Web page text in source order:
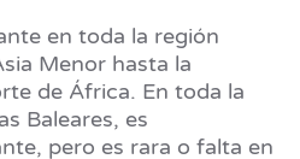
en toda la región
Menor hasta la
de África. En toda la
Baleares, es
pero es rara o falta en